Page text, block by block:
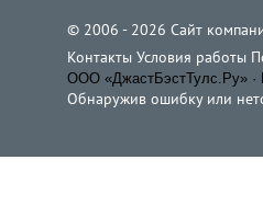
© 2006 - 2026 Cайт
Контакты Условия работы
ООО «ДжастБэстТулс.Ру» ·
Обнаружив ошибку или